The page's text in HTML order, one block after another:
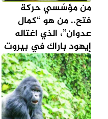
من مؤسّسي حركة
فتح.. من هو “كمال
عدوان”، الذي اغتاله
إيهود باراك في بيروت
بـ58 رصاصة؟